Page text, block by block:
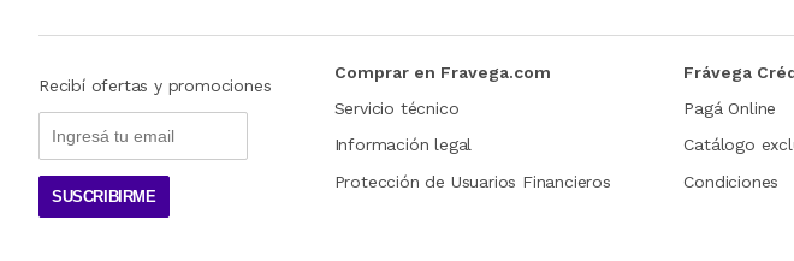
Recibí ofertas y promociones
SUSCRIBIRME
Comprar en Fravega.com
Servicio técnico
Información legal
Protección de Usuarios Financieros
Frávega
Pagá Online
Catálogo
Condiciones